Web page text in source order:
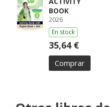
BOOK
2026
En stock
35,64 €
Comprar